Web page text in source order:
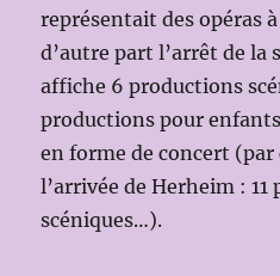
représentait des opéras
d’autre part l’arrêt de la
affiche 6 productions
productions pour
en forme de concert (par
l’arrivée de Herheim :
scéniques…).